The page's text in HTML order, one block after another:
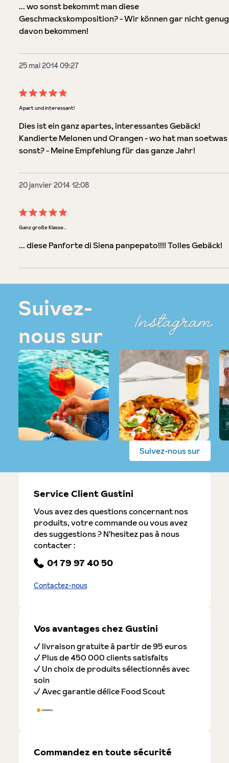
... wo sonst bekommt man diese
Geschmackskomposition? - Wir können gar nicht genug
davon bekommen!
25 mai 2014 09:27
Évaluation avec une note de 5 sur 5 étoiles
Apart und interessant!
Dies ist ein ganz apartes, interessantes Gebäck!
Kandierte Melonen und Orangen - wo hat man soetwas
sonst? - Meine Empfehlung für das ganze Jahr!
20 janvier 2014 12:08
Évaluation avec une note de 5 sur 5 étoiles
Ganz große Klasse...
... diese Panforte di Siena panpepato!!!! Tolles Gebäck!
Suivez-
nous sur
Instagram
Suivez-nous sur
Service Client Gustini
Vous avez des questions concernant nos
produits, votre commande ou vous avez
des suggestions ? N'hesitez pas à nous
contacter :
01 79 97 40 50
Contactez-nous
Vos avantages chez Gustini
✓ livraison gratuite à partir de 95 euros
✓ Plus de 450 000 clients satisfaits
✓ Un choix de produits sélectionnés avec
soin
✓ Avec garantie délice Food Scout
Commandez en toute sécurité